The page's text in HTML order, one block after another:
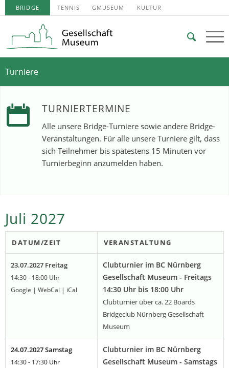
BRIDGE TENNIS GMUSEUM KULTUR
Turniere
TURNIERTERMINE
Alle unsere Bridge-Turniere sowie andere Bridge-
Veranstaltungen. Für alle unsere Turniere gilt, dass
sich Teilnehmer bis spätestens 15 Minuten vor
Turnierbeginn anzumelden haben.
Juli 2027
DATUM/ZEIT VERANSTALTUNG
23.07.2027 Freitag
14:30 - 18:00 Uhr
Google | WebCal | iCal
Clubturnier im BC Nürnberg
Gesellschaft Museum - Freitags
14:30 Uhr bis 18:00 Uhr
Clubturnier über ca. 22 Boards
Bridgeclub Nürnberg Gesellschaft
Museum
24.07.2027 Samstag
14:30 - 17:30 Uhr
Clubturnier im BC Nürnberg
Gesellschaft Museum - Samstags